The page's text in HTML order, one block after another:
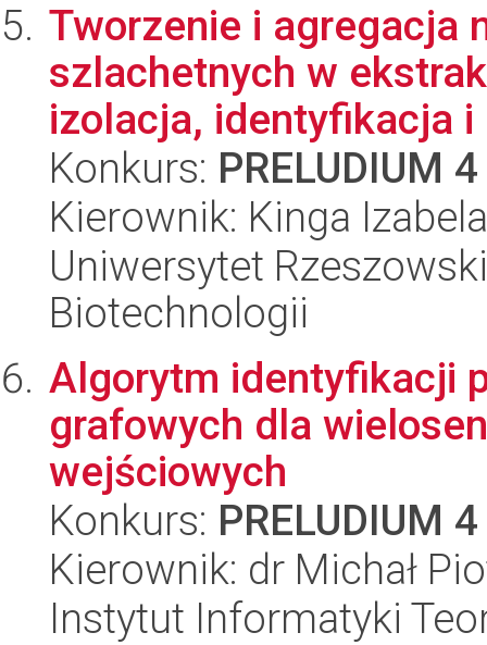
Tworzenie i agregacja
szlachetnych w
izolacja, identyfikacja i
Konkurs: PRELUDIUM 4
Kierownik: Kinga
Uniwersytet
Biotechnologii
Algorytm identyfikacji
grafowych dla
wejściowych
Konkurs: PRELUDIUM 4
Kierownik: dr Michał
Instytut Informatyki